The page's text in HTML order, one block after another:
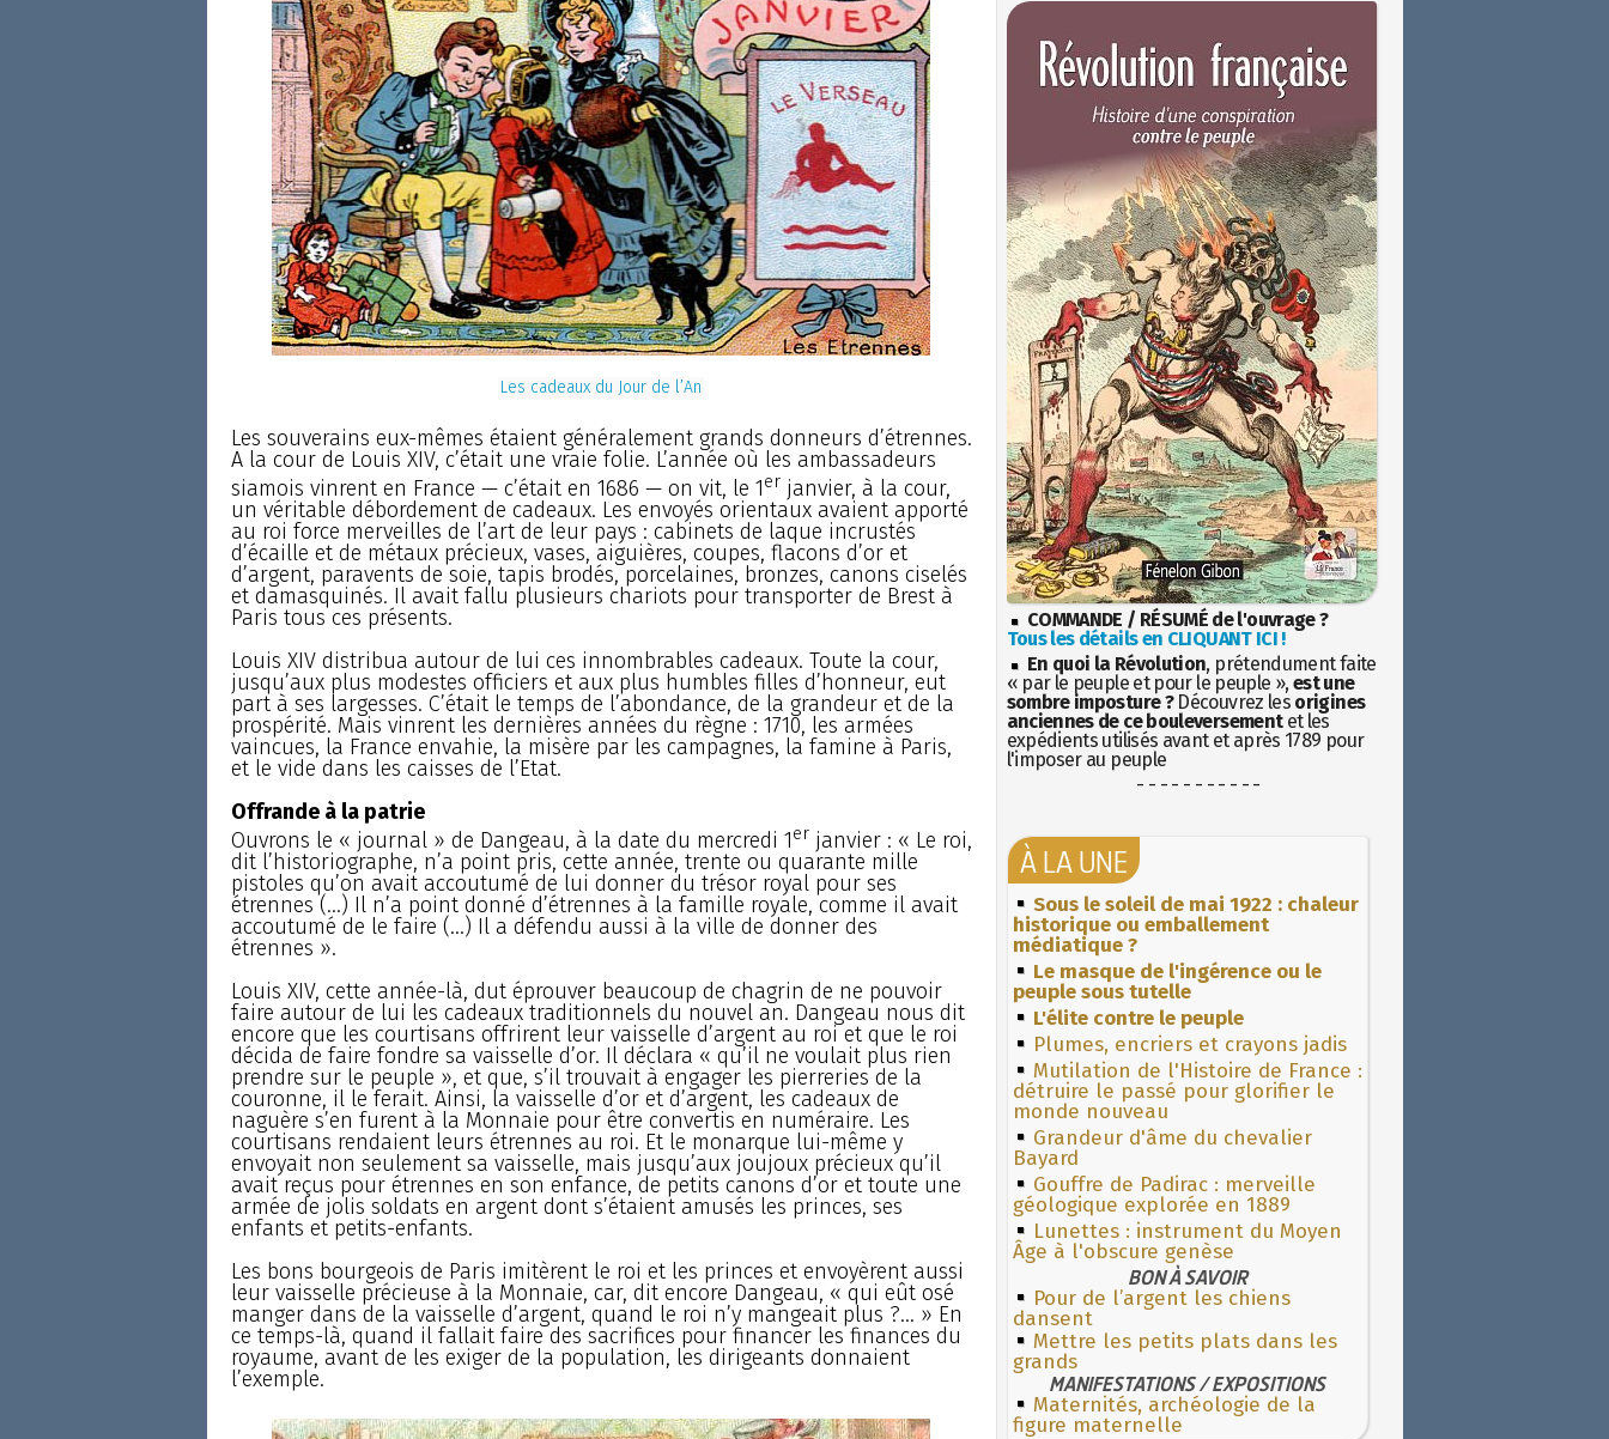
Les cadeaux du Jour de l’An
Les souverains eux-mêmes étaient généralement grands donneurs d’étrennes.
A la cour de Louis XIV, c’était une vraie folie. L’année où les ambassadeurs
siamois vinrent en France — c’était en 1686 — on vit, le 1er janvier, à la cour,
un véritable débordement de cadeaux. Les envoyés orientaux avaient apporté
au roi force merveilles de l’art de leur pays : cabinets de laque incrustés
d’écaille et de métaux précieux, vases, aiguières, coupes, flacons d’or et
d’argent, paravents de soie, tapis brodés, porcelaines, bronzes, canons ciselés
et damasquinés. Il avait fallu plusieurs chariots pour transporter de Brest à
Paris tous ces présents.
Louis XIV distribua autour de lui ces innombrables cadeaux. Toute la cour,
jusqu’aux plus modestes officiers et aux plus humbles filles d’honneur, eut
part à ses largesses. C’était le temps de l’abondance, de la grandeur et de la
prospérité. Mais vinrent les dernières années du règne : 1710, les armées
vaincues, la France envahie, la misère par les campagnes, la famine à Paris,
et le vide dans les caisses de l’Etat.
Offrande à la patrie
Ouvrons le « journal » de Dangeau, à la date du mercredi 1er janvier : « Le roi,
dit l’historiographe, n’a point pris, cette année, trente ou quarante mille
pistoles qu’on avait accoutumé de lui donner du trésor royal pour ses
étrennes (...) Il n’a point donné d’étrennes à la famille royale, comme il avait
accoutumé de le faire (...) Il a défendu aussi à la ville de donner des
étrennes ».
Louis XIV, cette année-là, dut éprouver beaucoup de chagrin de ne pouvoir
faire autour de lui les cadeaux traditionnels du nouvel an. Dangeau nous dit
encore que les courtisans offrirent leur vaisselle d’argent au roi et que le roi
décida de faire fondre sa vaisselle d’or. Il déclara « qu’il ne voulait plus rien
prendre sur le peuple », et que, s’il trouvait à engager les pierreries de la
couronne, il le ferait. Ainsi, la vaisselle d’or et d’argent, les cadeaux de
naguère s’en furent à la Monnaie pour être convertis en numéraire. Les
courtisans rendaient leurs étrennes au roi. Et le monarque lui-même y
envoyait non seulement sa vaisselle, mais jusqu’aux joujoux précieux qu’il
avait reçus pour étrennes en son enfance, de petits canons d’or et toute une
armée de jolis soldats en argent dont s’étaient amusés les princes, ses
enfants et petits-enfants.
Les bons bourgeois de Paris imitèrent le roi et les princes et envoyèrent aussi
leur vaisselle précieuse à la Monnaie, car, dit encore Dangeau, « qui eût osé
manger dans de la vaisselle d’argent, quand le roi n’y mangeait plus ?... » En
ce temps-là, quand il fallait faire des sacrifices pour financer les finances du
royaume, avant de les exiger de la population, les dirigeants donnaient
l’exemple.
COMMANDE / RÉSUMÉ de l'ouvrage ?
Tous les détails en CLIQUANT ICI !
En quoi la Révolution, prétendument faite
« par le peuple et pour le peuple », est une
sombre imposture ?Découvrez les origines
anciennes de ce bouleversementet les
expédients utilisés avant et après 1789 pour
l'imposer au peuple
- - - - - - - - - - -
À LA UNE
Sous le soleil de mai 1922 : chaleur
historique ou emballement
médiatique ?
Le masque de l'ingérence ou le
peuple sous tutelle
L'élite contre le peuple
Plumes, encriers et crayons jadis
Mutilation de l'Histoire de France :
détruire le passé pour glorifier le
monde nouveau
Grandeur d'âme du chevalier
Bayard
Gouffre de Padirac : merveille
géologique explorée en 1889
Lunettes : instrument du Moyen
Âge à l'obscure genèse
BON À SAVOIR
Pour de l’argent les chiens
dansent
Mettre les petits plats dans les
grands
MANIFESTATIONS / EXPOSITIONS
Maternités, archéologie de la
figure maternelle